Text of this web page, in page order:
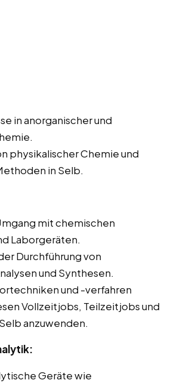
in anorganischer und
physikalischer Chemie und
in Selb.
mit chemischen
Laborgeräten.
Durchführung von
und Synthesen.
und -verfahren
Vollzeitjobs, Teilzeitjobs und
anzuwenden.
Geräte wie